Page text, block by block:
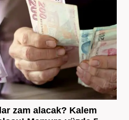
zam alacak? Kalem